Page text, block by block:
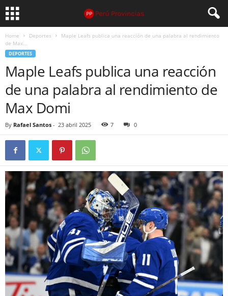
Home Deportes
Maple Leafs publica una reacción de una palabra al rendimiento
de Max...
DEPORTES
Maple Leafs publica una reacción
de una palabra al rendimiento de
Max Domi
By Rafael Santos - 23 abril 2025 7 0